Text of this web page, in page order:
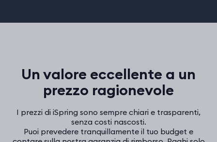
Un valore eccellente a un
prezzo ragionevole
I prezzi di iSpring sono sempre chiari e trasparenti,
senza costi nascosti.
Puoi prevedere tranquillamente il tuo budget e